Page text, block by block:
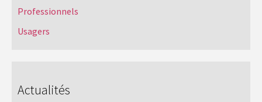
Professionnels
Usagers
Actualités